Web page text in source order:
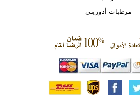
مرطبات أدوريني